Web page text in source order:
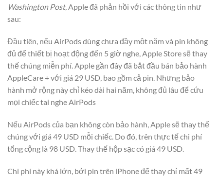
Washington Post, Apple đã phản hồi với các thông tin như
sau:
Đầu tiên, nếu AirPods dùng chưa đầy một năm và pin không
đủ để thiết bị hoạt động đến 5 giờ nghe, Apple Store sẽ thay
thế chúng miễn phí. Apple gần đây đã bắt đầu bán bảo hành
AppleCare + với giá 29 USD, bao gồm cả pin. Nhưng bảo
hành mở rộng này chỉ kéo dài hai năm, không đủ lâu để cứu
mọi chiếc tai nghe AirPods
Nếu AirPods của bạn không còn bảo hành, Apple sẽ thay thế
chúng với giá 49 USD mỗi chiếc. Do đó, trên thực tế chi phí
tổng cộng là 98 USD. Thay thế hộp sạc có giá 49 USD.
Chi phí này khá lớn, bởi pin trên iPhone để thay chỉ mất 49